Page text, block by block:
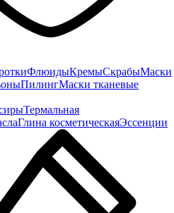
ФлюидыКремыСкрабыМаски
ПилингМаски тканевые
Термальная
Глина косметическаяЭссенции